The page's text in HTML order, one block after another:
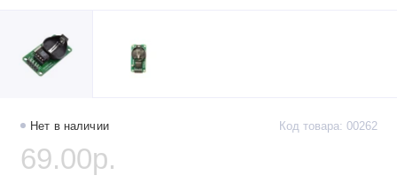
Нет в наличии Код товара: 00262
69.00р.